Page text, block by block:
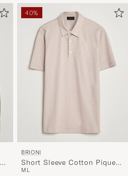
40%
BRIONI
Short Sleeve Cotton Piquet
M L